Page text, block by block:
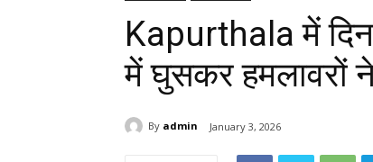
Kapurthala में
में घुसकर हमलावरों
By admin January 3, 2026